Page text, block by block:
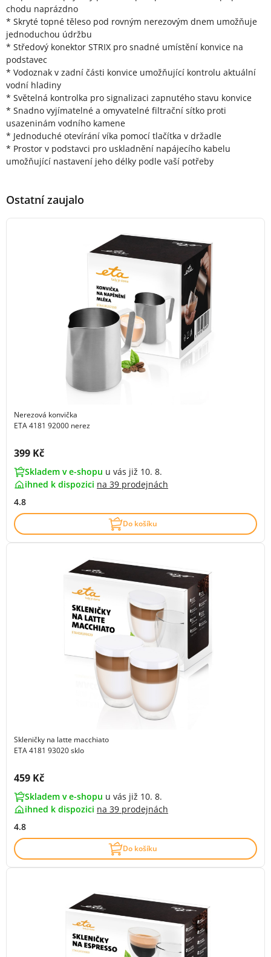
chodu naprázdno
* Skryté topné těleso pod rovným nerezovým dnem umožňuje
jednoduchou údržbu
* Středový konektor STRIX pro snadné umístění konvice na
podstavec
* Vodoznak v zadní části konvice umožňující kontrolu aktuální
vodní hladiny
* Světelná kontrolka pro signalizaci zapnutého stavu konvice
* Snadno vyjímatelné a omyvatelné filtrační sítko proti
usazeninám vodního kamene
* Jednoduché otevírání víka pomocí tlačítka v držadle
* Prostor v podstavci pro uskladnění napájecího kabelu
umožňující nastavení jeho délky podle vaší potřeby
Ostatní zaujalo
Nerezová konvička
ETA 4181 92000 nerez
Cena s DPH:
399 Kč
Skladem v e-shopu u vás již 10. 8.
ihned k dispozici na 39 prodejnách
4.8
Do košíku
Skleničky na latte macchiato
ETA 4181 93020 sklo
Cena s DPH:
459 Kč
Skladem v e-shopu u vás již 10. 8.
ihned k dispozici na 39 prodejnách
4.8
Do košíku